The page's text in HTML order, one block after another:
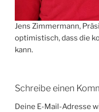
Jens Zimmermann,
optimistisch, dass die
kann.
Schreibe einen
Deine E-Mail-Adresse